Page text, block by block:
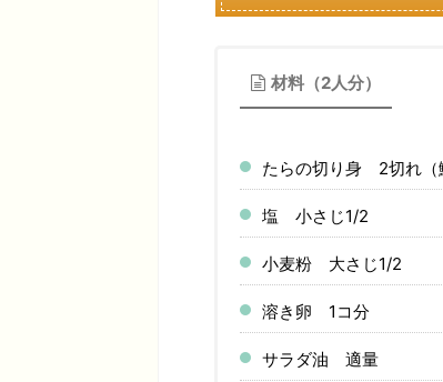
材料（2人分）
たらの切り身 2切れ（
塩 小さじ1/2
小麦粉 大さじ1/2
溶き卵 1コ分
サラダ油 適量